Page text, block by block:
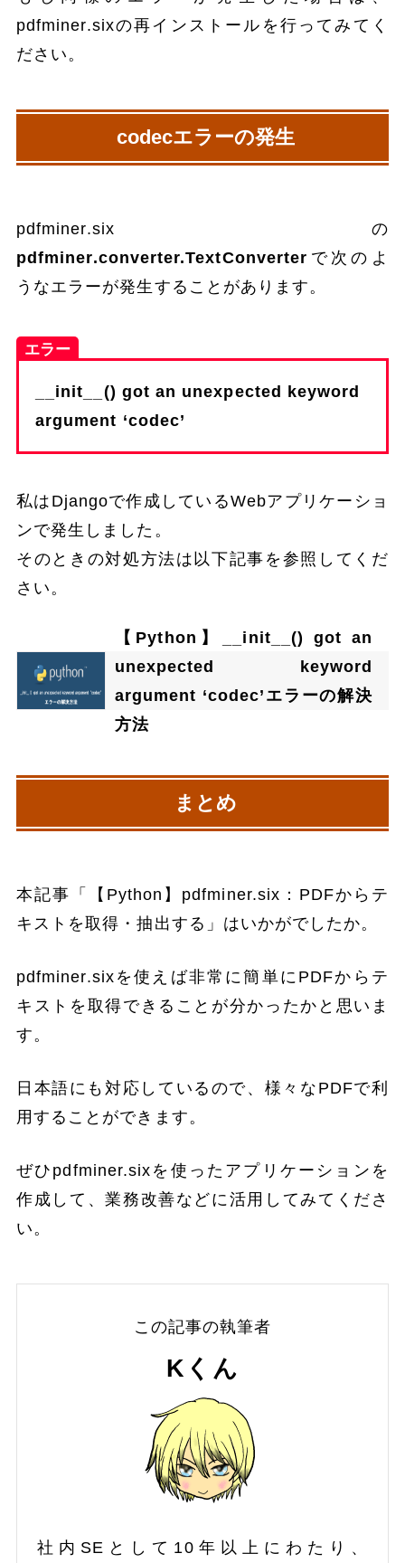
pdfminer.sixの再インストールを行ってみてく
ださい。
codecエラーの発生
pdfminer.sixの
pdfminer.converter.TextConverter で次のよ
うなエラーが発生することがあります。
エラー
__init__() got an unexpected keyword
argument ‘codec’
私はDjangoで作成しているWebアプリケーショ
ンで発生しました。
そのときの対処方法は以下記事を参照してくだ
さい。
【Python】__init__() got an
unexpected keyword
argument ‘codec’エラーの解決
方法
まとめ
本記事「【Python】pdfminer.six：PDFからテ
キストを取得・抽出する」はいかがでしたか。
pdfminer.sixを使えば非常に簡単にPDFからテ
キストを取得できることが分かったかと思いま
す。
日本語にも対応しているので、様々なPDFで利
用することができます。
ぜひpdfminer.sixを使ったアプリケーションを
作成して、業務改善などに活用してみてくださ
い。
この記事の執筆者
Kくん
社内SEとして10年以上にわたり、